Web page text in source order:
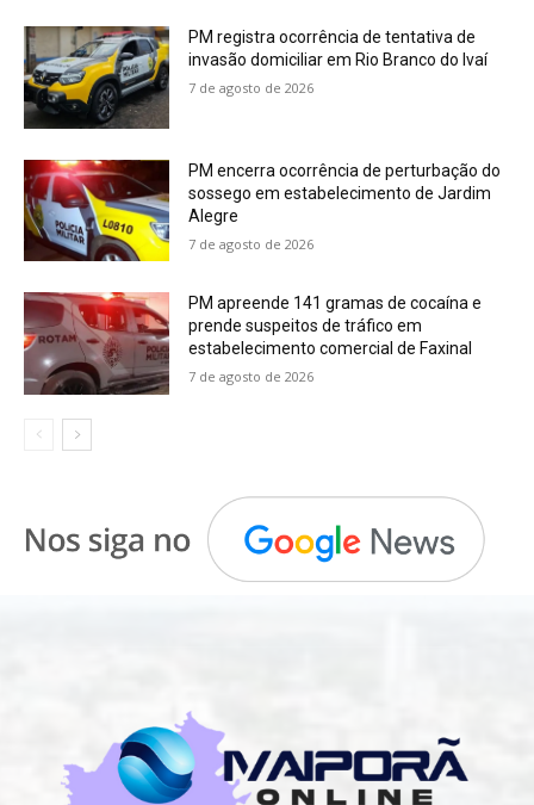
PM registra ocorrência de tentativa de
invasão domiciliar em Rio Branco do Ivaí
7 de agosto de 2026
PM encerra ocorrência de perturbação do
sossego em estabelecimento de Jardim
Alegre
7 de agosto de 2026
PM apreende 141 gramas de cocaína e
prende suspeitos de tráfico em
estabelecimento comercial de Faxinal
7 de agosto de 2026